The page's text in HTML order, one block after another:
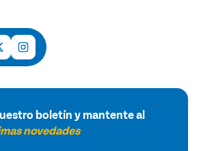
boletín y mantente al
novedades